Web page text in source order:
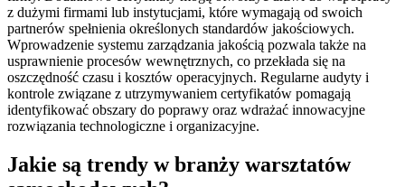
z dużymi firmami lub instytucjami, które wymagają od swoich
partnerów spełnienia określonych standardów jakościowych.
Wprowadzenie systemu zarządzania jakością pozwala także na
usprawnienie procesów wewnętrznych, co przekłada się na
oszczędność czasu i kosztów operacyjnych. Regularne audyty i
kontrole związane z utrzymywaniem certyfikatów pomagają
identyfikować obszary do poprawy oraz wdrażać innowacyjne
rozwiązania technologiczne i organizacyjne.
Jakie są trendy w branży warsztatów